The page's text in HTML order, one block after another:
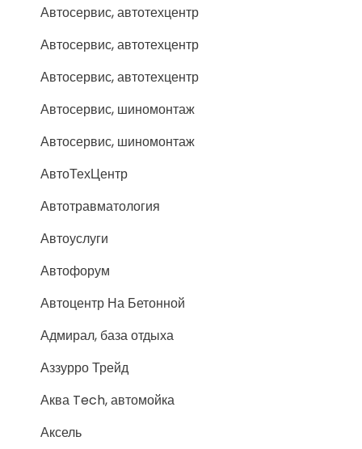
Автосервис, автотехцентр
Автосервис, автотехцентр
Автосервис, автотехцентр
Автосервис, шиномонтаж
Автосервис, шиномонтаж
АвтоТехЦентр
Автотравматология
Автоуслуги
Автофорум
Автоцентр На Бетонной
Адмирал, база отдыха
Аззурро Трейд
Аква Tech, автомойка
Аксель